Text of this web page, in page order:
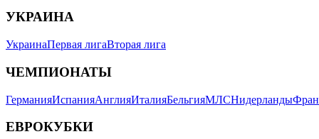
УКРАИНА
УкраинаПервая лигаВторая лига
ЧЕМПИОНАТЫ
ГерманияИспанияАнглияИталияБельгияМЛСНидерланды
ЕВРОКУБКИ